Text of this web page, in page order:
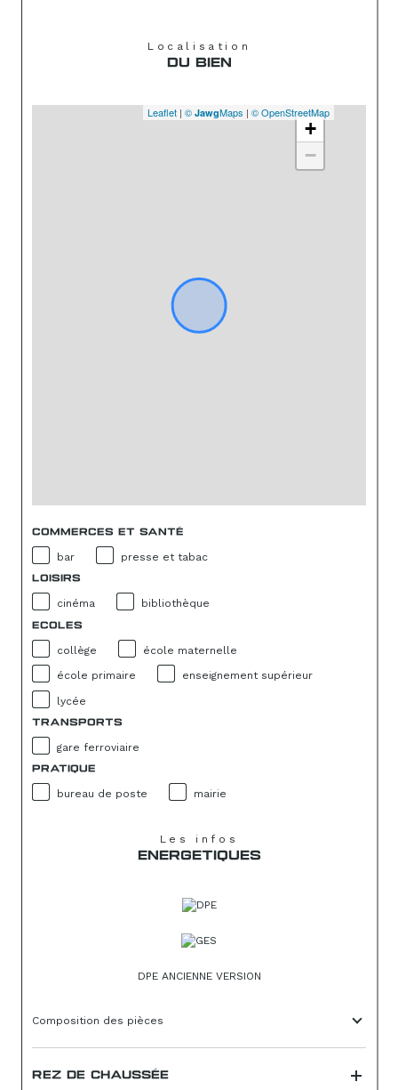
Localisation
DU BIEN
+
−
Leaflet | © JawgMaps | © OpenStreetMap
COMMERCES ET SANTÉ
bar presse et tabac
LOISIRS
cinéma bibliothèque
ECOLES
collège école maternelle
école primaire enseignement supérieur
lycée
TRANSPORTS
gare ferroviaire
PRATIQUE
bureau de poste mairie
Les infos
ENERGETIQUES
DPE ANCIENNE VERSION
Composition des pièces
REZ DE CHAUSSÉE